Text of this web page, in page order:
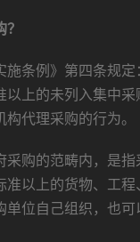
条例》第四条规定
以上的未列入集中
代理采购的行为。
购的范畴内，是指
准以上的货物、工
单位自己组织，也